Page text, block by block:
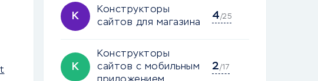
К
Конструкторы
сайтов для магазина
4/25
К
Конструкторы
сайтов с мобильным
2/17